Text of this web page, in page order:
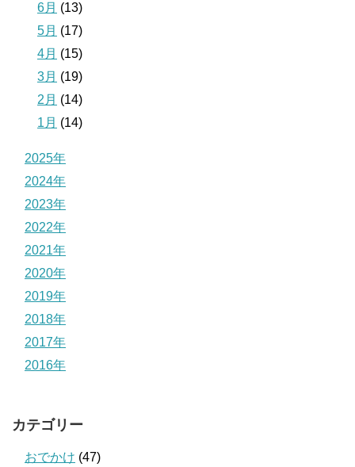
6月 (13)
5月 (17)
4月 (15)
3月 (19)
2月 (14)
1月 (14)
2025年
2024年
2023年
2022年
2021年
2020年
2019年
2018年
2017年
2016年
カテゴリー
おでかけ (47)